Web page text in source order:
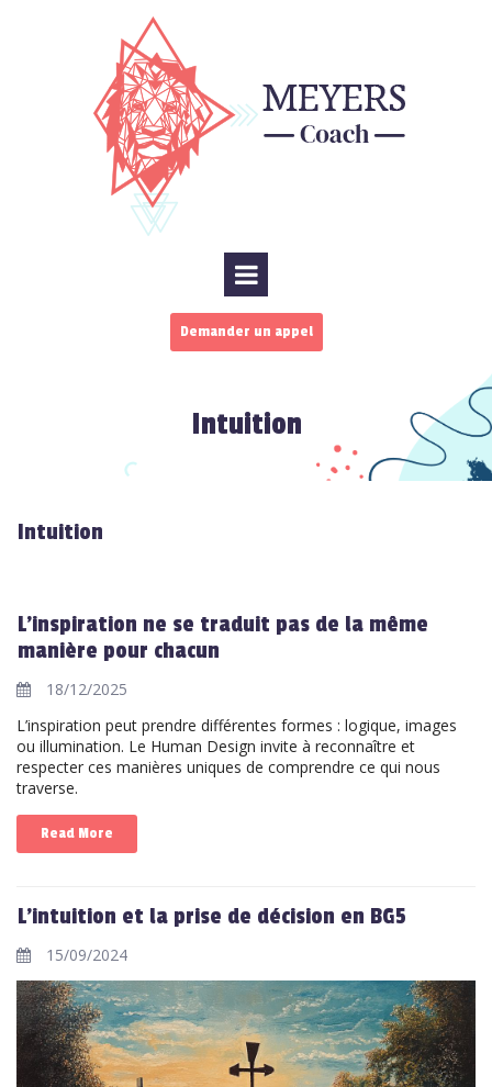
Demander un appel
Intuition
Intuition
L’inspiration ne se traduit pas de la même
manière pour chacun
18/12/2025
L’inspiration peut prendre différentes formes : logique, images
ou illumination. Le Human Design invite à reconnaître et
respecter ces manières uniques de comprendre ce qui nous
traverse.
Read More
L'intuition et la prise de décision en BG5
15/09/2024